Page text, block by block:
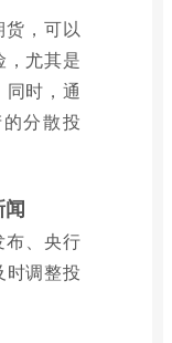
，可以
，尤其是
时，通
分散投
布、央行
时调整投